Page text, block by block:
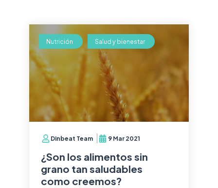
Dinbeat Team 9 Mar 2021
¿Son los alimentos sin
grano tan saludables
como creemos?
Nutrición Salud y bienestar